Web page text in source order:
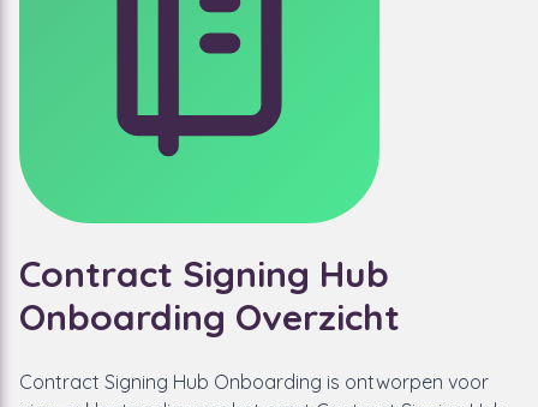
Contract Signing Hub
Onboarding Overzicht
Contract Signing Hub Onboarding is ontworpen voor